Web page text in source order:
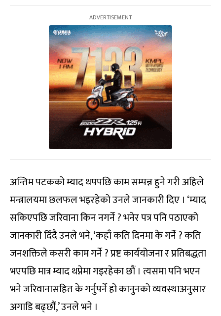
अन्तिम पटकको म्याद थपपछि काम सम्पन्न हुने गरी अहिले
मन्त्रालयमा छलफल भइरहेको उनले जानकारी दिए । ‘म्याद
सकिएपछि जरिवाना किन नगर्ने ? भनेर पत्र पनि पठाएको
जानकारी दिँदै उनले भने, ‘कहाँ कति दिनमा के गर्ने ? कति
जनशक्तिले कसरी काम गर्ने ? प्रष्ट कार्ययोजना र प्रतिबद्धता
भएपछि मात्र म्याद थप्नेमा गइरहेका छौं । त्यसमा पनि भएन
भने जरिवानासहित के गर्नुपर्ने हो कानुनको व्यवस्थाअनुसार
अगाडि बढ्छौं,’ उनले भने ।